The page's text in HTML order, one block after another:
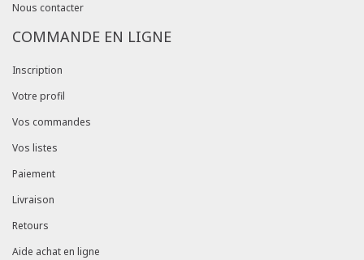
Nous contacter
COMMANDE EN LIGNE
Inscription
Votre profil
Vos commandes
Vos listes
Paiement
Livraison
Retours
Aide achat en ligne